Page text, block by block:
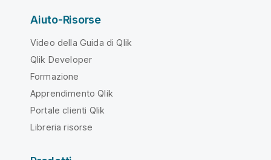
Aiuto-Risorse
Video della Guida di Qlik
Qlik Developer
Formazione
Apprendimento Qlik
Portale clienti Qlik
Libreria risorse